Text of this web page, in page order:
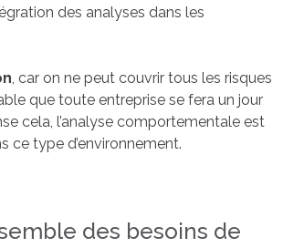
des analyses dans les
, car on ne peut couvrir tous les risques
que toute entreprise se fera un jour
cela, l’analyse comportementale est
ce type d’environnement.
des besoins de